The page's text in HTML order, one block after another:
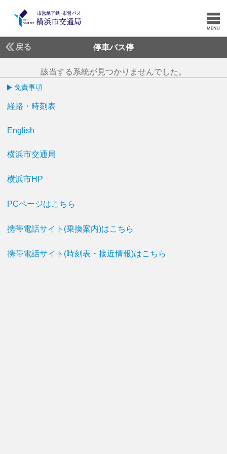
戻る 停車バス停
該当する系統が見つかりませんでした。
免責事項
経路・時刻表
English
横浜市交通局
横浜市HP
PCページはこちら
携帯電話サイト(乗換案内)はこちら
携帯電話サイト(時刻表・接近情報)はこちら